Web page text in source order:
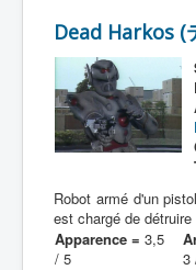
Dead Harkos (
Robot armé d'un
est chargé de détruire
Apparence = 3,5
/ 5
3